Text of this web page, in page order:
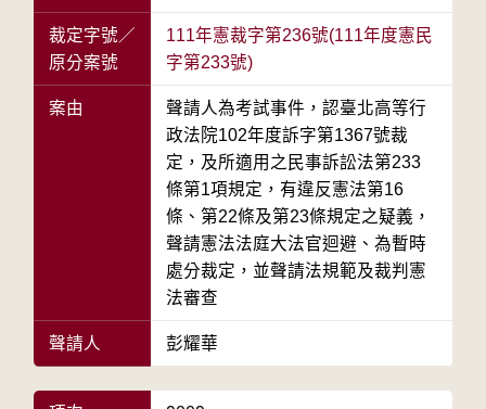
裁定字號／
原分案號
111年憲裁字第236號(111年度憲民
字第233號)
案由
聲請人為考試事件，認臺北高等行
政法院102年度訴字第1367號裁
定，及所適用之民事訴訟法第233
條第1項規定，有違反憲法第16
條、第22條及第23條規定之疑義，
聲請憲法法庭大法官迴避、為暫時
處分裁定，並聲請法規範及裁判憲
法審查
聲請人 彭耀華